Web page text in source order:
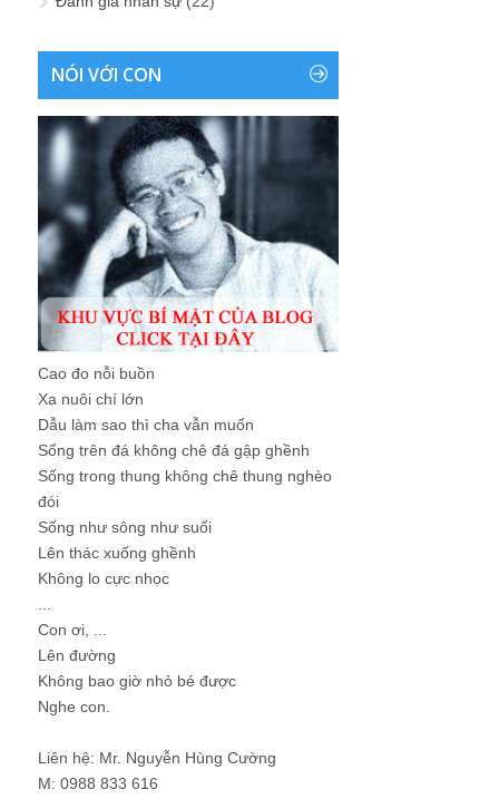
NÓI VỚI CON
Cao đo nỗi buồn
Xa nuôi chí lớn
Dẫu làm sao thì cha vẫn muốn
Sống trên đá không chê đá gập ghềnh
Sống trong thung không chê thung nghèo
đói
Sống như sông như suối
Lên thác xuống ghềnh
Không lo cực nhọc
Con ơi, ...
Lên đường
Không bao giờ nhỏ bé được
Nghe con.
Liên hệ: Mr. Nguyễn Hùng Cường
M: 0988 833 616